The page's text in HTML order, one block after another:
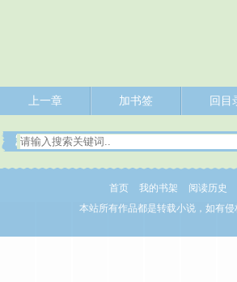
上一章 加书签 回目
首页 我的书架 阅读历史
本站所有作品都是转载小说，如有侵